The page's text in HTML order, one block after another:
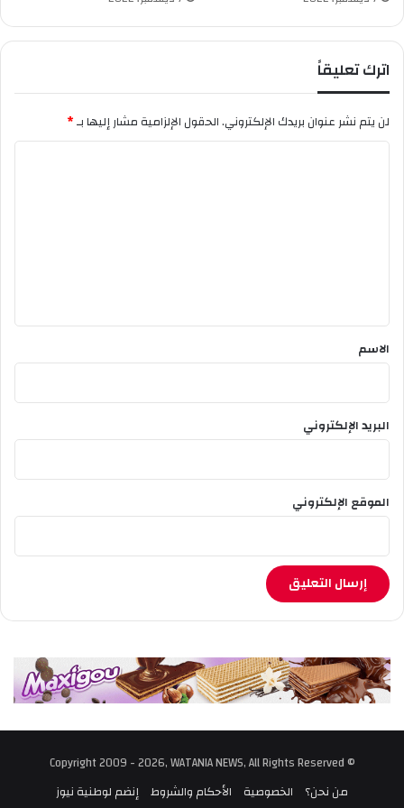
ب
ا
ل
غ
ر
اترك تعليقاً
لن يتم نشر عنوان بريدك الإلكتروني.الحقول الإلزامية مشار إليها بـ*
*
الاسم
البريد الإلكتروني
الموقع الإلكتروني
© Copyright 2009 - 2026, WATANIA NEWS, All Rights Reserved
من نحن؟
الخصوصية الأحكام والشروط إنضم لوطنية نيوز